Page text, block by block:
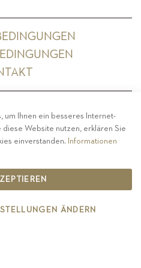
- COOKIE POLICY-
KODEX
um Ihnen ein besseres Internet-
Website nutzen, erklären Sie
einverstanden. Informationen
ÄNDERN